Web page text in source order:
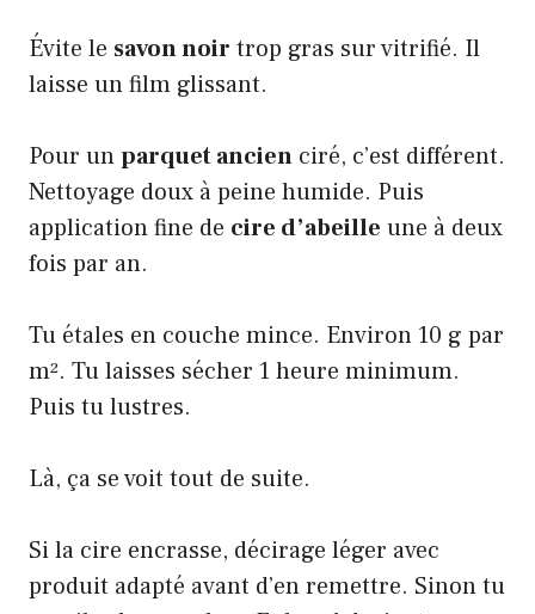
Évite le savon noir trop gras sur vitrifié. Il
laisse un film glissant.
Pour unparquet ancien ciré, c’est différent.
Nettoyage doux à peine humide. Puis
application fine de cire d’abeille une à deux
fois par an.
Tu étales en couche mince. Environ 10 g par
m². Tu laisses sécher 1 heure minimum.
Puis tu lustres.
Là, ça se voit tout de suite.
Si la cire encrasse, décirage léger avec
produit adapté avant d’en remettre. Sinon tu